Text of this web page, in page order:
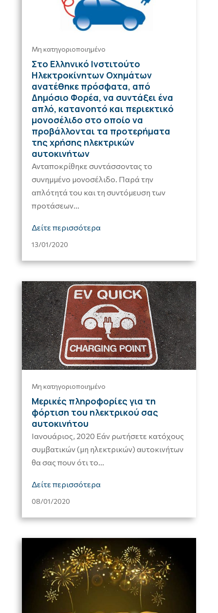
Στο Ελληνικό Ινστιτούτο
Ηλεκτροκίνητων Οχημάτων
ανατέθηκε πρόσφατα, από
Δημόσιο Φορέα, να συντάξει ένα
απλό, κατανοητό και περιεκτικό
μονοσέλιδο στο οποίο να
προβάλλονται τα προτερήματα
της χρήσης ηλεκτρικών
αυτοκινήτων
13/01/2020
Μη κατηγοριοποιημένο
Ανταποκρίθηκε συντάσσοντας το
συνημμένο μονοσέλιδο. Παρά την
απλότητά του και τη συντόμευση των
προτάσεων...
Δείτε περισσότερα
Μερικές πληροφορίες για τη
φόρτιση του ηλεκτρικού σας
αυτοκινήτου
08/01/2020
Μη κατηγοριοποιημένο
Ιανουάριος, 2020 Εάν ρωτήσετε κατόχους
συμβατικών (μη ηλεκτρικών) αυτοκινήτων
θα σας πουν ότι το...
Δείτε περισσότερα